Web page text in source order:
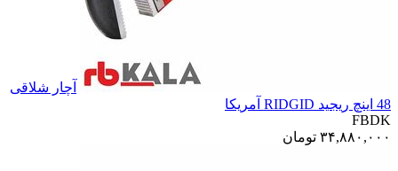
آچار شلاقی
48 اینچ ریجید RIDGID آمریکا
FBDK
۳۴,۸۸۰,۰۰۰ تومان